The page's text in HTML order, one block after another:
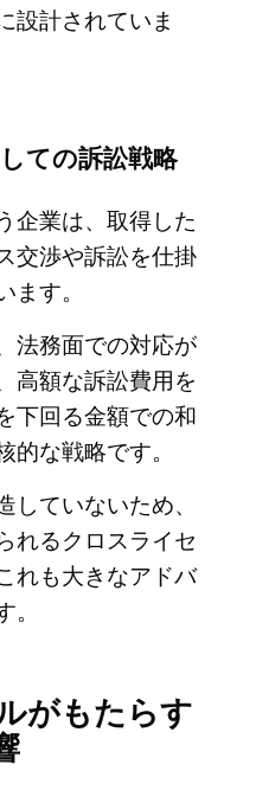
設計されていま
ての訴訟戦略
企業は、取得した
交渉や訴訟を仕掛
ます。
法務面での対応が
高額な訴訟費用を
下回る金額での和
的な戦略です。
していないため、
れるクロスライセ
れも大きなアドバ
がもたらす